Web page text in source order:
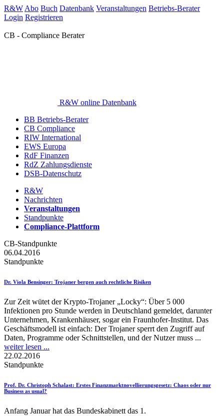
R&W Abo Buch Datenbank Veranstaltungen Betriebs-Berater
Login Registrieren
CB - Compliance Berater
R&W online Datenbank
BB Betriebs-Berater
CB Compliance
RIW International
EWS Europa
RdF Finanzen
RdZ Zahlungsdienste
DSB-Datenschutz
R&W
Nachrichten
Veranstaltungen
Standpunkte
Compliance-Plattform
CB-Standpunkte
06.04.2016
Standpunkte
Dr. Viola Bensinger: Trojaner bergen auch rechtliche Risiken
Zur Zeit wütet der Krypto-Trojaner „Locky“: Über 5 000
Infektionen pro Stunde werden in Deutschland gemeldet, darunter
Unternehmen, Krankenhäuser, sogar ein Fraunhofer-Institut. Das
Geschäftsmodell ist einfach: Der Trojaner sperrt den Zugriff auf
Daten, Programme oder Schnittstellen, und der Nutzer muss ...
weiter lesen ...
22.02.2016
Standpunkte
Prof. Dr. Christoph Schalast: Erstes Finanzmarktnovellierungsgesetz: Chaos oder nur
Business as usual?
Anfang Januar hat das Bundeskabinett das 1.